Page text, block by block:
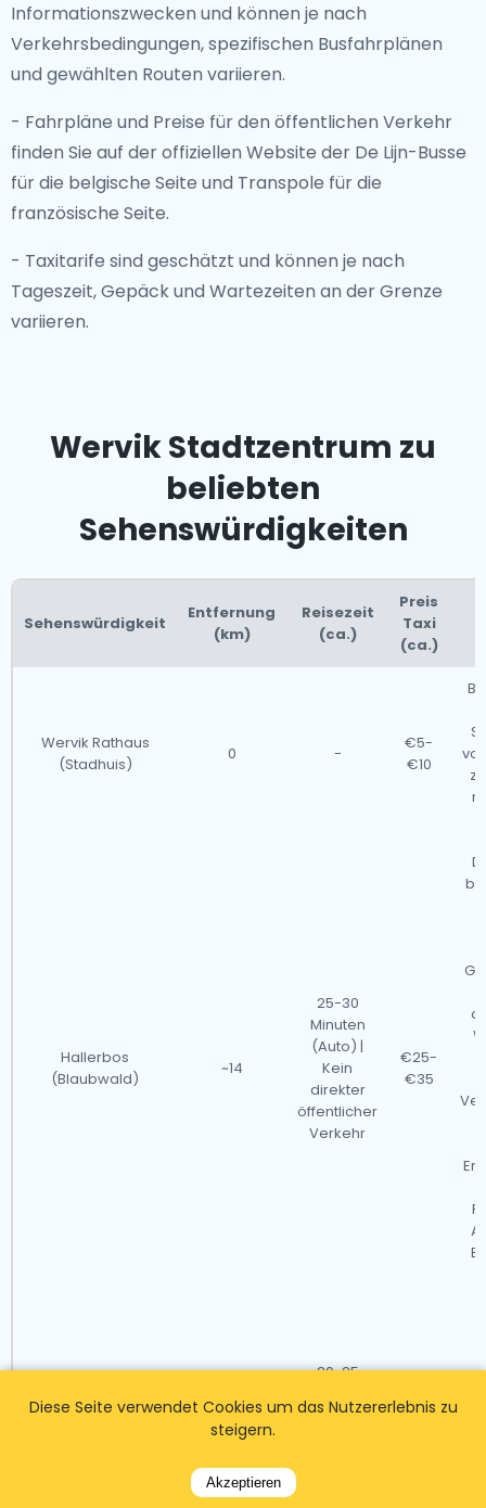
Informationszwecken und können je nach
Verkehrsbedingungen, spezifischen Busfahrplänen
und gewählten Routen variieren.
- Fahrpläne und Preise für den öffentlichen Verkehr
finden Sie auf der offiziellen Website der De Lijn-Busse
für die belgische Seite und Transpole für die
französische Seite.
- Taxitarife sind geschätzt und können je nach
Tageszeit, Gepäck und Wartezeiten an der Grenze
variieren.
Wervik Stadtzentrum zu
beliebten
Sehenswürdigkeiten
Sehenswürdigkeit
Entfernung
(km)
Reisezeit
(ca.)
Preis
Taxi
(ca.)
Wervik Rathaus
(Stadhuis)
0 -
€5-
€10
Hallerbos
(Blaubwald)
~14
25-30
Minuten
(Auto) |
Kein
direkter
öffentlicher
Verkehr
€25-
€35
Kortrijk Broeltürme
~10
20-25
(Auto) | 30-
€15-
Diese Seite verwendet Cookies um das Nutzererlebnis zu
steigern.
Akzeptieren